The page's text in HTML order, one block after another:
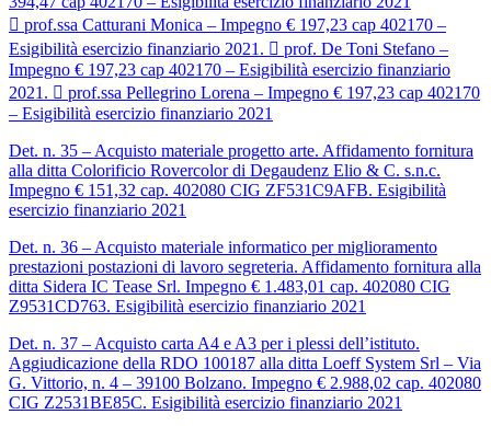
 prof.ssa Catturani Monica – Impegno € 197,23 cap 402170 –
Esigibilità esercizio finanziario 2021.  prof. De Toni Stefano –
Impegno € 197,23 cap 402170 – Esigibilità esercizio finanziario
2021.  prof.ssa Pellegrino Lorena – Impegno € 197,23 cap 402170
– Esigibilità esercizio finanziario 2021
Det. n. 35 – Acquisto materiale progetto arte. Affidamento fornitura
alla ditta Colorificio Rovercolor di Degaudenz Elio & C. s.n.c.
Impegno € 151,32 cap. 402080 CIG ZF531C9AFB. Esigibilità
esercizio finanziario 2021
Det. n. 36 – Acquisto materiale informatico per miglioramento
prestazioni postazioni di lavoro segreteria. Affidamento fornitura alla
ditta Sidera IC Tease Srl. Impegno € 1.483,01 cap. 402080 CIG
Z9531CD763. Esigibilità esercizio finanziario 2021
Det. n. 37 – Acquisto carta A4 e A3 per i plessi dell’istituto.
Aggiudicazione della RDO 100187 alla ditta Loeff System Srl – Via
G. Vittorio, n. 4 – 39100 Bolzano. Impegno € 2.988,02 cap. 402080
CIG Z2531BE85C. Esigibilità esercizio finanziario 2021